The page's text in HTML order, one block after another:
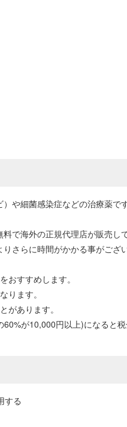
や細菌感染症などの治療薬です
で海外の正規代理店が販売
さらに時間がかかる事がござ
おすすめします。
ります。
があります。
が10,000円以上)になると税
する